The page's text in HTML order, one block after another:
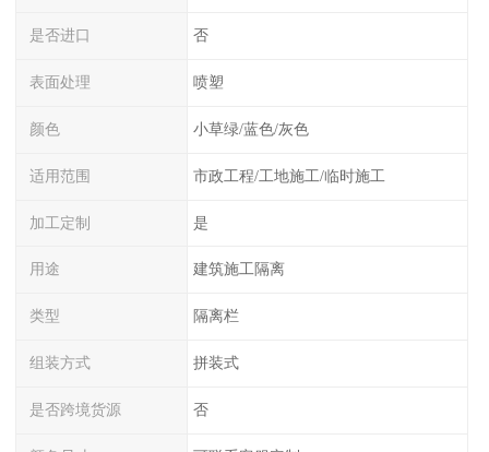
是否进口 否
表面处理 喷塑
颜色 小草绿/蓝色/灰色
适用范围 市政工程/工地施工/临时施工
加工定制 是
用途 建筑施工隔离
类型 隔离栏
组装方式 拼装式
是否跨境货源 否